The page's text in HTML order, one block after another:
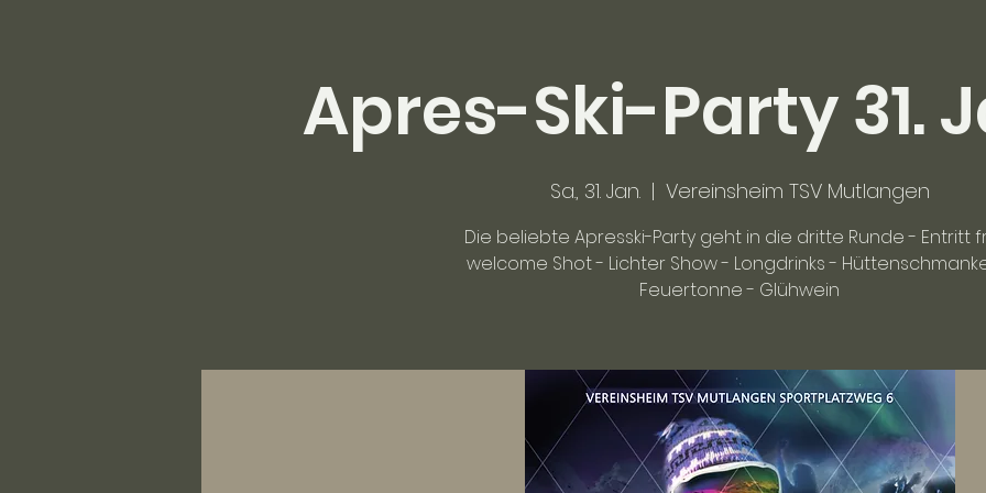
Apres-Ski-Party 31.
Sa., 31. Jan.
  |
Vereinsheim TSV Mutlangen
Die beliebte Apresski-Party geht in die dritte Runde - Entritt
welcome Shot - Lichter Show - Longdrinks -
Feuertonne - Glühwein